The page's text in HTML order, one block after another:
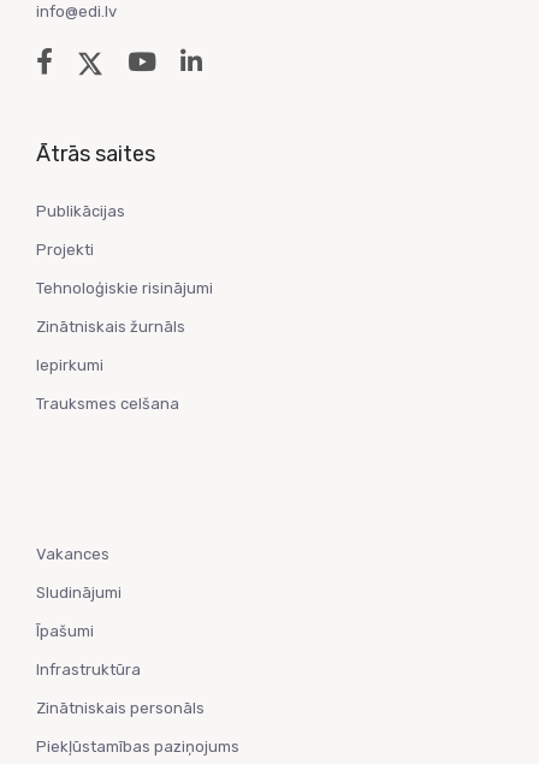
info@edi.lv
Ātrās saites
Publikācijas
Projekti
Tehnoloģiskie risinājumi
Zinātniskais žurnāls
Iepirkumi
Trauksmes celšana
Vakances
Sludinājumi
Īpašumi
Infrastruktūra
Zinātniskais personāls
Piekļūstamības paziņojums